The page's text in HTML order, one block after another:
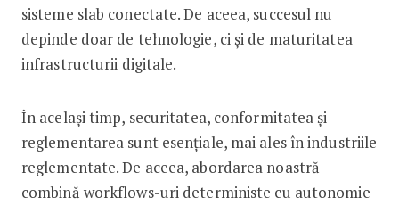
sisteme slab conectate. De aceea, succesul nu
depinde doar de tehnologie, ci și de maturitatea
infrastructurii digitale.
În același timp, securitatea, conformitatea și
reglementarea sunt esențiale, mai ales în industriile
reglementate. De aceea, abordarea noastră
combină workflows-uri deterministe cu autonomie